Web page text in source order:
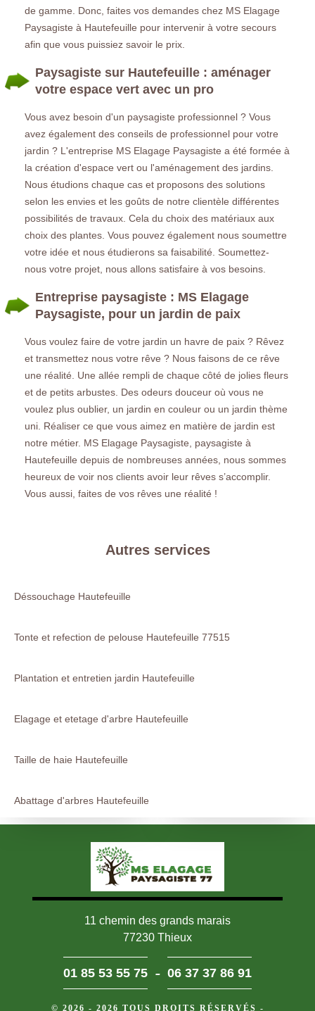
de gamme. Donc, faites vos demandes chez MS Elagage
Paysagiste à Hautefeuille pour intervenir à votre secours
afin que vous puissiez savoir le prix.
Paysagiste sur Hautefeuille : aménager
votre espace vert avec un pro
Vous avez besoin d'un paysagiste professionnel ? Vous
avez également des conseils de professionnel pour votre
jardin ? L'entreprise MS Elagage Paysagiste a été formée à
la création d'espace vert ou l'aménagement des jardins.
Nous étudions chaque cas et proposons des solutions
selon les envies et les goûts de notre clientèle différentes
possibilités de travaux. Cela du choix des matériaux aux
choix des plantes. Vous pouvez également nous soumettre
votre idée et nous étudierons sa faisabilité. Soumettez-
nous votre projet, nous allons satisfaire à vos besoins.
Entreprise paysagiste : MS Elagage
Paysagiste, pour un jardin de paix
Vous voulez faire de votre jardin un havre de paix ? Rêvez
et transmettez nous votre rêve ? Nous faisons de ce rêve
une réalité. Une allée rempli de chaque côté de jolies fleurs
et de petits arbustes. Des odeurs douceur où vous ne
voulez plus oublier, un jardin en couleur ou un jardin thème
uni. Réaliser ce que vous aimez en matière de jardin est
notre métier. MS Elagage Paysagiste, paysagiste à
Hautefeuille depuis de nombreuses années, nous sommes
heureux de voir nos clients avoir leur rêves s’accomplir.
Vous aussi, faites de vos rêves une réalité !
Autres services
Déssouchage Hautefeuille
Tonte et refection de pelouse Hautefeuille 77515
Plantation et entretien jardin Hautefeuille
Elagage et etetage d'arbre Hautefeuille
Taille de haie Hautefeuille
Abattage d'arbres Hautefeuille
11 chemin des grands marais
77230 Thieux
01 85 53 55 75 - 06 37 37 86 91
© 2026 - 2026 TOUS DROITS RÉSERVÉS -